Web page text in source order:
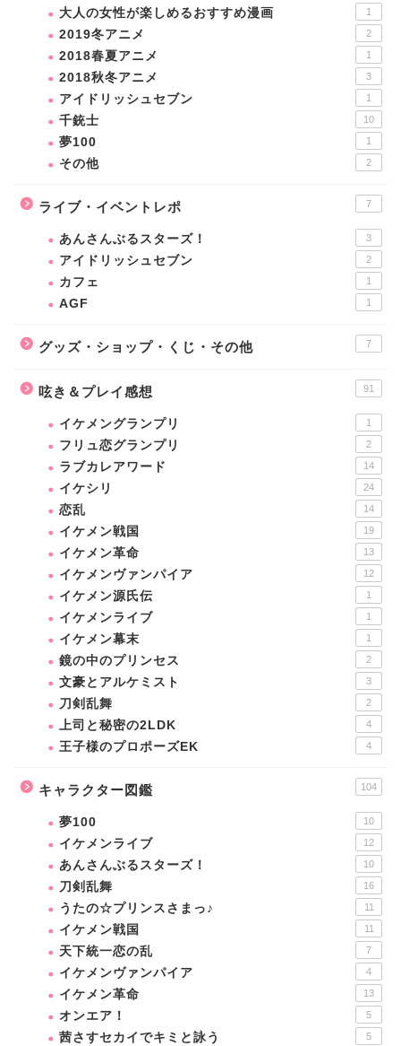
大人の女性が楽しめるおすすめ漫画 1
2019冬アニメ 2
2018春夏アニメ 1
2018秋冬アニメ 3
アイドリッシュセブン 1
千銃士 10
夢100 1
その他 2
ライブ・イベントレポ 7
あんさんぶるスターズ！ 3
アイドリッシュセブン 2
カフェ 1
AGF 1
グッズ・ショップ・くじ・その他 7
呟き＆プレイ感想 91
イケメングランプリ 1
フリュ恋グランプリ 2
ラブカレアワード 14
イケシリ 24
恋乱 14
イケメン戦国 19
イケメン革命 13
イケメンヴァンパイア 12
イケメン源氏伝 1
イケメンライブ 1
イケメン幕末 1
鏡の中のプリンセス 2
文豪とアルケミスト 3
刀剣乱舞 2
上司と秘密の2LDK 4
王子様のプロポーズEK 4
キャラクター図鑑 104
夢100 10
イケメンライブ 12
あんさんぶるスターズ！ 10
刀剣乱舞 16
うたの☆プリンスさまっ♪ 11
イケメン戦国 11
天下統一恋の乱 7
イケメンヴァンパイア 4
イケメン革命 13
オンエア！ 5
茜さすセカイでキミと詠う 5